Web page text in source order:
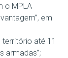
o MPLA
em
território até 11
armadas”;